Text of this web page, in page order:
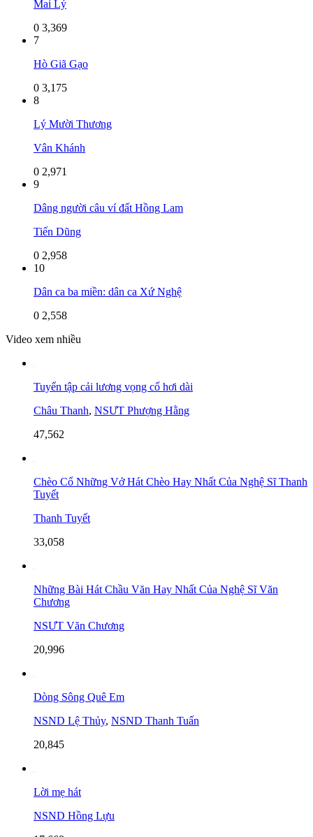
Mai Lý
0 3,369
7
Hò Giã Gạo
0 3,175
8
Lý Mười Thương
Vân Khánh
0 2,971
9
Dâng người câu ví đất Hồng Lam
Tiến Dũng
0 2,958
10
Dân ca ba miền: dân ca Xứ Nghệ
0 2,558
Video xem nhiều
Tuyển tập cải lương vọng cổ hơi dài
Châu Thanh, NSƯT Phượng Hằng
47,562
Chèo Cổ Những Vở Hát Chèo Hay Nhất Của Nghệ Sĩ Thanh
Tuyết
Thanh Tuyết
33,058
Những Bài Hát Chầu Văn Hay Nhất Của Nghệ Sĩ Văn
Chương
NSƯT Văn Chương
20,996
Dòng Sông Quê Em
NSND Lệ Thủy, NSND Thanh Tuấn
20,845
Lời mẹ hát
NSND Hồng Lựu